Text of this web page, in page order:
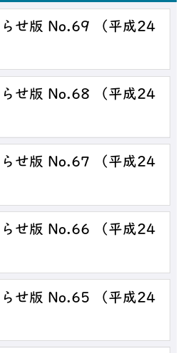
せ版 No.69 （平成24
せ版 No.68 （平成24
せ版 No.67 （平成24
せ版 No.66 （平成24
せ版 No.65 （平成24